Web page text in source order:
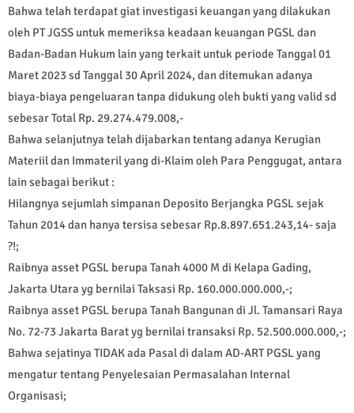
Bahwa telah terdapat giat investigasi keuangan yang dilakukan
oleh PT JGSS untuk memeriksa keadaan keuangan PGSL dan
Badan-Badan Hukum lain yang terkait untuk periode Tanggal 01
Maret 2023 sd Tanggal 30 April 2024, dan ditemukan adanya
biaya-biaya pengeluaran tanpa didukung oleh bukti yang valid sd
sebesar Total Rp. 29.274.479.008,-
Bahwa selanjutnya telah dijabarkan tentang adanya Kerugian
Materiil dan Immateril yang di-Klaim oleh Para Penggugat, antara
lain sebagai berikut :
Hilangnya sejumlah simpanan Deposito Berjangka PGSL sejak
Tahun 2014 dan hanya tersisa sebesar Rp.8.897.651.243,14- saja
?!;
Raibnya asset PGSL berupa Tanah 4000 M di Kelapa Gading,
Jakarta Utara yg bernilai Taksasi Rp. 160.000.000.000,-;
Raibnya asset PGSL berupa Tanah Bangunan di Jl. Tamansari Raya
No. 72-73 Jakarta Barat yg bernilai transaksi Rp. 52.500.000.000,-;
Bahwa sejatinya TIDAK ada Pasal di dalam AD-ART PGSL yang
mengatur tentang Penyelesaian Permasalahan Internal
Organisasi;